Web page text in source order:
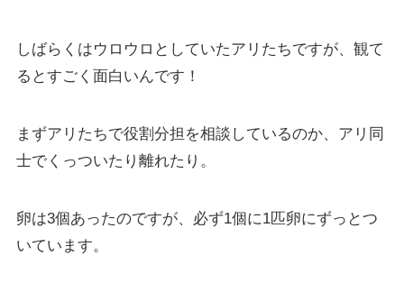
しばらくはウロウロとしていたアリたちですが、観て
るとすごく面白いんです！
まずアリたちで役割分担を相談しているのか、アリ同
士でくっついたり離れたり。
卵は3個あったのですが、必ず1個に1匹卵にずっとつ
いています。